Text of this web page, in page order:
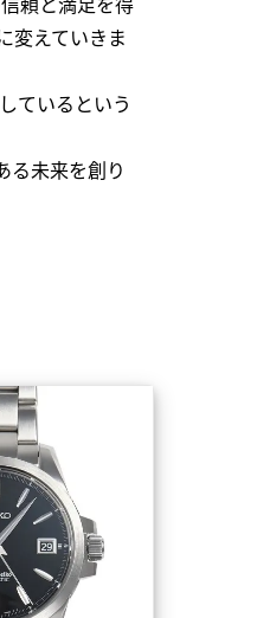
変えていきま
ているという
る未来を創り